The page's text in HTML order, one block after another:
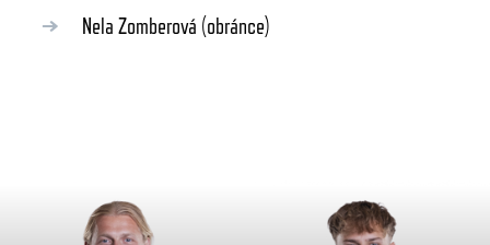
Nela Zomberová (obránce)